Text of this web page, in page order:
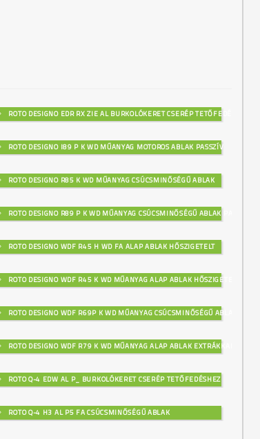
ROTO DESIGNO EDR RX ZIE AL BURKOLÓKERET CSERÉP TETŐFEDÉSHEZ
ROTO DESIGNO I89 P K WD MŰANYAG MOTOROS ABLAK PASSZÍV
ROTO DESIGNO R85 K WD MŰANYAG CSÚCSMINŐSÉGŰ ABLAK
ROTO DESIGNO R89 P K WD MŰANYAG CSÚCSMINŐSÉGŰ ABLAK PASSZÍV
ROTO DESIGNO WDF R45 H WD FA ALAP ABLAK HŐSZIGETELT
ROTO DESIGNO WDF R45 K WD MŰANYAG ALAP ABLAK HŐSZIGETELT
ROTO DESIGNO WDF R69P K WD MŰANYAG CSÚCSMINŐSÉGŰ ABLAK
ROTO DESIGNO WDF R79 K WD MŰANYAG ALAP ABLAK EXTRÁKKAL
ROTO Q-4 EDW AL P_ BURKOLÓKERET CSERÉP TETŐFEDÉSHEZ
ROTO Q-4 H3 AL P5 FA CSÚCSMINŐSÉGŰ ABLAK